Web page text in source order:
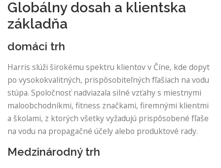
Globálny dosah a klientska
základňa
domáci trh
Harris slúži širokému spektru klientov v Číne, kde dopyt
po vysokokvalitných, prispôsobiteľných fľašiach na vodu
stúpa. Spoločnosť nadviazala silné vzťahy s miestnymi
maloobchodníkmi, fitness značkami, firemnými klientmi
a školami, z ktorých všetky vyžadujú prispôsobené fľaše
na vodu na propagačné účely alebo produktové rady.
Medzinárodný trh